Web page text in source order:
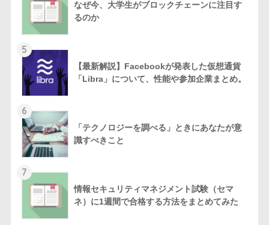
なぜ今、大学生がブロックチェーンに注目す
るのか
5
【最新解説】Facebookが発表した仮想通貨
「Libra」について、性能や参加企業まとめ。
6
「テクノロジーを調べる」ときにあなたが意
識すべきこと
7
情報セキュリティマネジメント試験（セマ
ネ）に1週間で合格する方法をまとめてみた